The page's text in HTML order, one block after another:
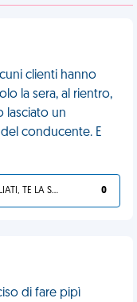
clienti hanno
la sera, al rientro,
lasciato un
conducente. E
SVEGLIATI, TE LA SEI CERCATA! 0
di fare pipì